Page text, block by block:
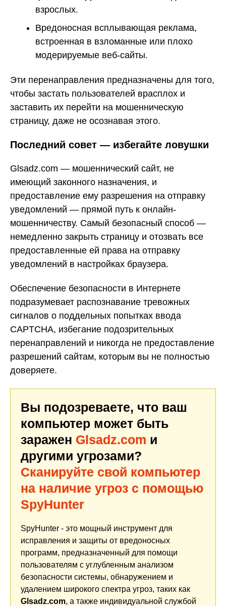
взрослых.
Вредоносная всплывающая реклама,
встроенная в взломанные или плохо
модерируемые веб-сайты.
Эти перенаправления предназначены для того,
чтобы застать пользователей врасплох и
заставить их перейти на мошенническую
страницу, даже не осознавая этого.
Последний совет — избегайте ловушки
Glsadz.com — мошеннический сайт, не
имеющий законного назначения, и
предоставление ему разрешения на отправку
уведомлений — прямой путь к онлайн-
мошенничеству. Самый безопасный способ —
немедленно закрыть страницу и отозвать все
предоставленные ей права на отправку
уведомлений в настройках браузера.
Обеспечение безопасности в Интернете
подразумевает распознавание тревожных
сигналов о поддельных попытках ввода
CAPTCHA, избегание подозрительных
перенаправлений и никогда не предоставление
разрешений сайтам, которым вы не полностью
доверяете.
Вы подозреваете, что ваш
компьютер может быть
заражен Glsadz.com и
другими угрозами?
Сканируйте свой компьютер
на наличие угроз с помощью
SpyHunter
SpyHunter - это мощный инструмент для
исправления и защиты от вредоносных
программ, предназначенный для помощи
пользователям с углубленным анализом
безопасности системы, обнаружением и
удалением широкого спектра угроз, таких как
Glsadz.com, а также индивидуальной службой